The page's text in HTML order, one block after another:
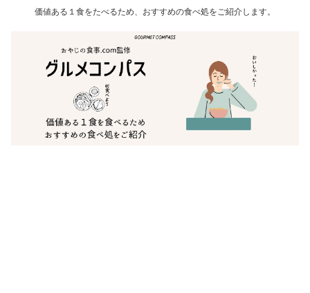
価値ある１食をたべるため、おすすめの食べ処をご紹介します。